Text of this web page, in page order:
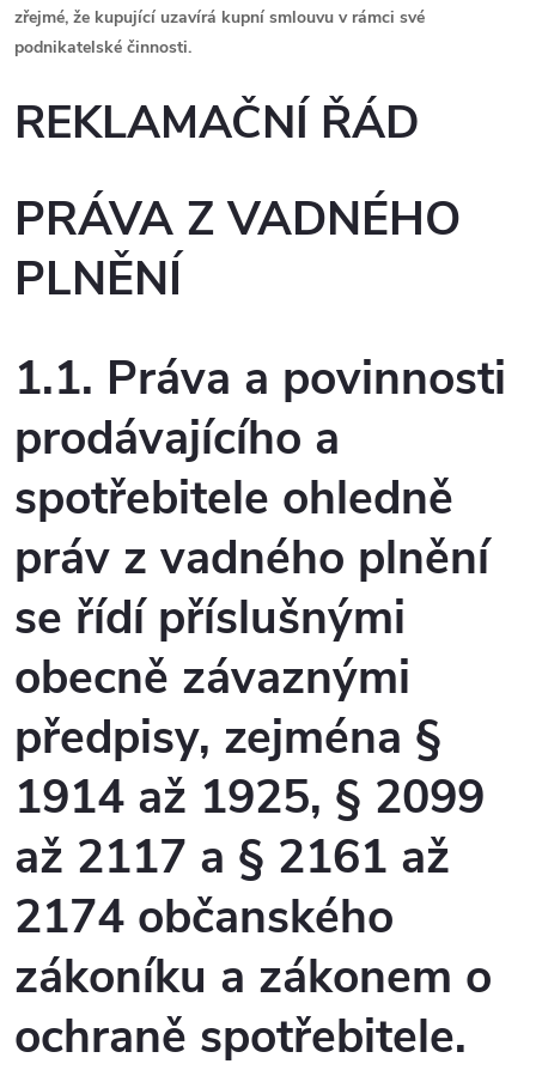
zřejmé, že kupující uzavírá kupní smlouvu v rámci své
podnikatelské činnosti.
REKLAMAČNÍ ŘÁD
PRÁVA Z VADNÉHO
PLNĚNÍ
1.1. Práva a povinnosti
prodávajícího a
spotřebitele ohledně
práv z vadného plnění
se řídí příslušnými
obecně závaznými
předpisy, zejména §
1914 až 1925, § 2099
až 2117 a § 2161 až
2174 občanského
zákoníku a zákonem o
ochraně spotřebitele.